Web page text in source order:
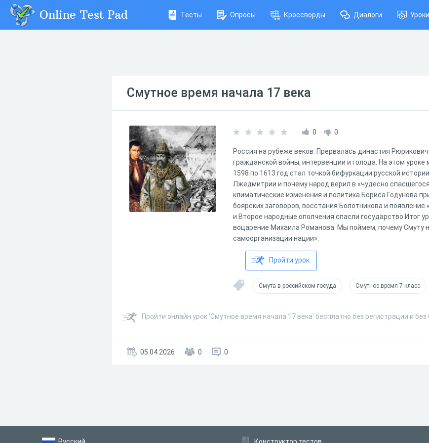
Online Test Pad Тесты Опросы Кроссворды Диалоги Уроки
Смутное время начала 17 века
0 0
Россия на рубеже веков. Прервалась династия
гражданской войны, интервенции и голода. На этом
1598 по 1613 год стал точкой бифуркации русской
Лжедмитрии и почему народ верил в «чудесно
климатические изменения и политика Бориса Годунова
боярских заговоров, восстания Болотникова и
и Второе народные ополчения спасли государство.Итог
воцарение Михаила Романова. Мы поймем, почему Смуту
самоорганизации нации».
Пройти урок
Смута в российском госуда Смутное время 7 класс
Пройти онлайн урок 'Смутное время начала 17 века' бесплатно без регистрации и
05.04.2026 0 0